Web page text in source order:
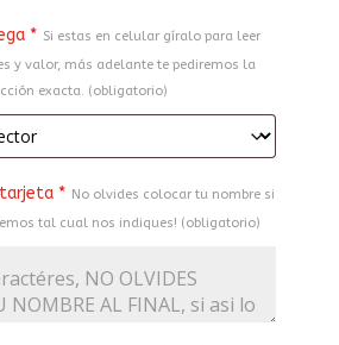
* Si estas en celular gíralo para leer
y valor, más adelante te pediremos la
exacta. (obligatorio)
tarjeta* No olvides colocar tu nombre si
tal cual nos indiques! (obligatorio)